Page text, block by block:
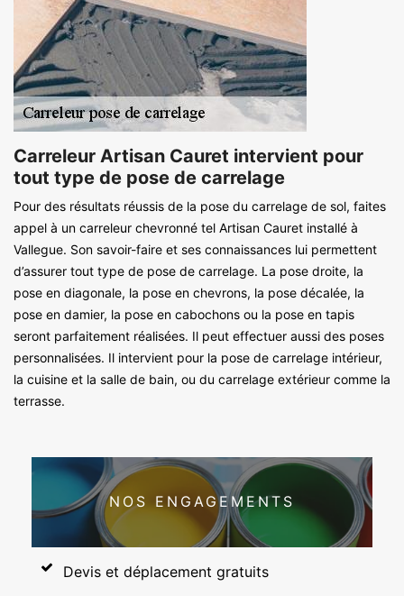
Carreleur Artisan Cauret intervient pour
tout type de pose de carrelage
Pour des résultats réussis de la pose du carrelage de sol, faites
appel à un carreleur chevronné tel Artisan Cauret installé à
Vallegue. Son savoir-faire et ses connaissances lui permettent
d’assurer tout type de pose de carrelage. La pose droite, la
pose en diagonale, la pose en chevrons, la pose décalée, la
pose en damier, la pose en cabochons ou la pose en tapis
seront parfaitement réalisées. Il peut effectuer aussi des poses
personnalisées. Il intervient pour la pose de carrelage intérieur,
la cuisine et la salle de bain, ou du carrelage extérieur comme la
terrasse.
NOS ENGAGEMENTS
Devis et déplacement gratuits